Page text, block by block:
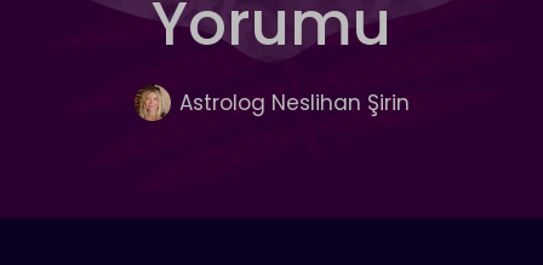
Yorumu
Astrolog Neslihan Şirin